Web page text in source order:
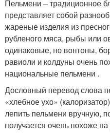
Пельмени – традиционное
представляет собой
жареные изделия из
рубленого мяса, рыбы или
одинаковые, но вонтоны,
равиоли и колдуны очень
национальные пельмени .
Дословный перевод слова
«хлебное ухо»
лепить пельмени вручную,
получается очень похоже на